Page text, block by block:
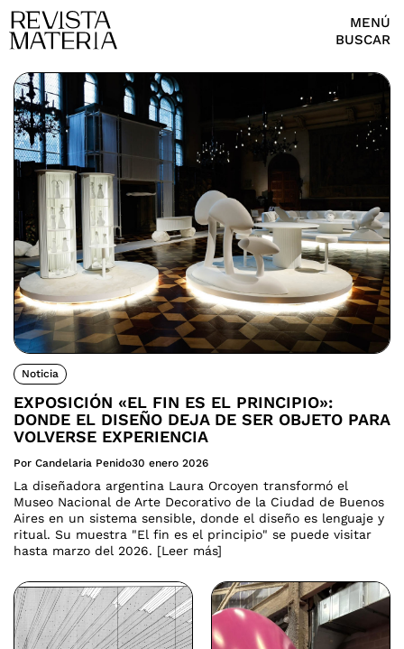
MENÚ
BUSCAR
Noticia
EXPOSICIÓN «EL FIN ES EL PRINCIPIO»:
DONDE EL DISEÑO DEJA DE SER OBJETO PARA
VOLVERSE EXPERIENCIA
Por Candelaria Penido30 enero 2026
La diseñadora argentina Laura Orcoyen transformó el
Museo Nacional de Arte Decorativo de la Ciudad de Buenos
Aires en un sistema sensible, donde el diseño es lenguaje y
ritual. Su muestra "El fin es el principio" se puede visitar
hasta marzo del 2026. [Leer más]